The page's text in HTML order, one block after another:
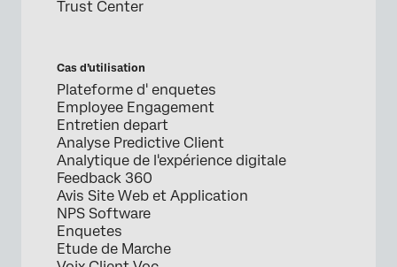
Trust Center
Cas d’utilisation
Plateforme d' enquetes
Employee Engagement
Entretien depart
Analyse Predictive Client
Analytique de l'expérience digitale
Feedback 360
Avis Site Web et Application
NPS Software
Enquetes
Etude de Marche